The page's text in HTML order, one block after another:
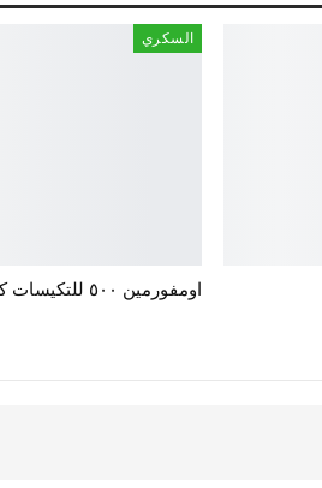
السكري
اومفورمين ٥٠٠ للتكيسات كل ما تريدين معرفته